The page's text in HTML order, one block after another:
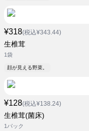
¥318(税込¥343.44)
生椎茸
1袋
顔が見える野菜。
¥128(税込¥138.24)
生椎茸(菌床)
1パック